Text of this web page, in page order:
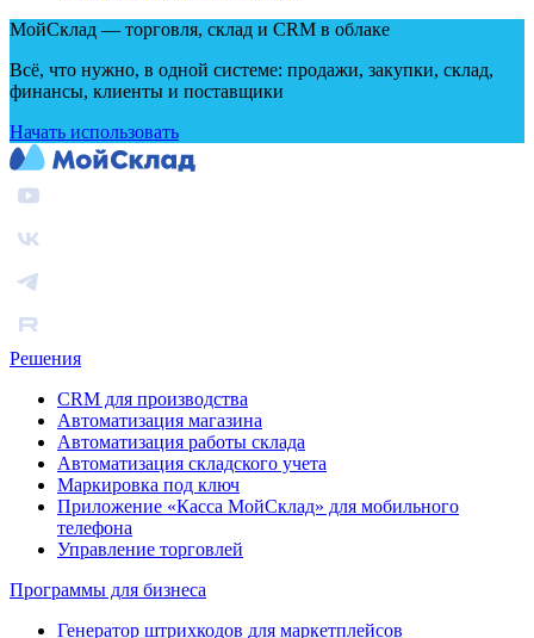
МойСклад — торговля, склад и CRM в облаке
Всё, что нужно, в одной системе: продажи, закупки, склад,
финансы, клиенты и поставщики
Начать использовать
Решения
CRM для производства
Автоматизация магазина
Автоматизация работы склада
Автоматизация складского учета
Маркировка под ключ
Приложение «Касса МойСклад» для мобильного
телефона
Управление торговлей
Программы для бизнеса
Генератор штрихкодов для маркетплейсов